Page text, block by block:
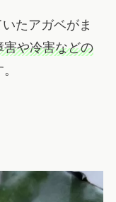
たアガベがま
害や冷害などの